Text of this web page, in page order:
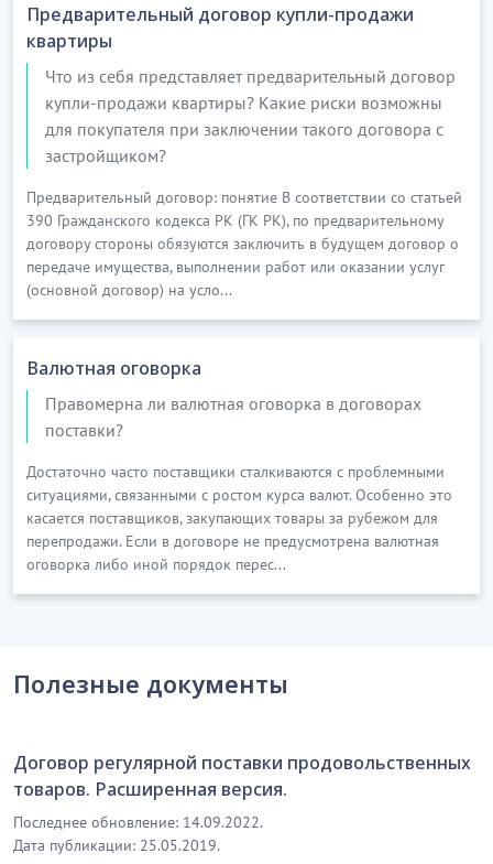
ПРЕТЕНЗИЙ
6.1. Поставщик обязуется осуществлять поставку
товаров высокого качества, пригодных для
использования в соответствии с их назначением,
соответствующих условиям настоящего договора, а
также..............
…………………………
[Скрытый текст. Полная версия доступна после
скачивания]
7. ГАРАНТИИ И ЗАВЕРЕНИЯ
1) товары не имеют обременений,
…………………………
[Скрытый текст. Полная версия доступна после
скачивания]
выполнение своих обязательств по настоящему
договору, Стороны несут ответственность в
не урегулированной части, - в соответствии с
действующим законодательством Республики
…………………………
Предварительный договор купли-продажи
квартиры
Что из себя представляет предварительный договор
купли-продажи квартиры? Какие риски возможны
для покупателя при заключении такого договора с
застройщиком?
Предварительный договор: понятие В соответствии со статьей
390 Гражданского кодекса РК (ГК РК), по предварительному
договору стороны обязуются заключить в будущем договор о
передаче имущества, выполнении работ или оказании услуг
(основной договор) на усло...
Валютная оговорка
Правомерна ли валютная оговорка в договорах
поставки?
Достаточно часто поставщики сталкиваются с проблемными
ситуациями, связанными с ростом курса валют. Особенно это
касается поставщиков, закупающих товары за рубежом для
перепродажи. Если в договоре не предусмотрена валютная
оговорка либо иной порядок перес...
Полезные документы
Договор регулярной поставки продовольственных
товаров. Расширенная версия.
Последнее обновление: 14.09.2022.
Дата публикации: 25.05.2019.